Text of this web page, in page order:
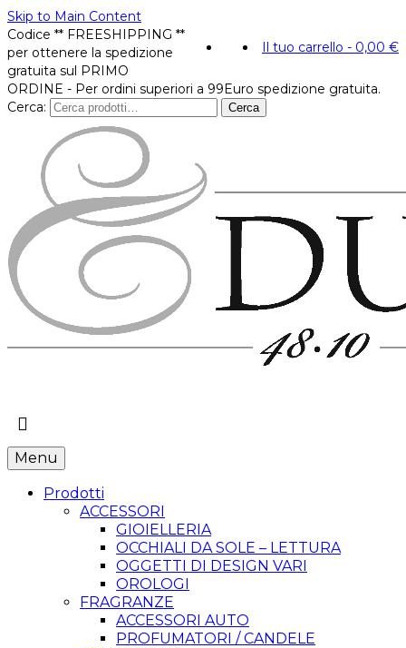
Skip to Main Content
Il tuo carrello - 0,00 €
Codice ** FREESHIPPING **
per ottenere la spedizione
gratuita sul PRIMO
ORDINE - Per ordini superiori a 99Euro spedizione gratuita.
Cerca:
Cerca
Menu
Prodotti
ACCESSORI
GIOIELLERIA
OCCHIALI DA SOLE – LETTURA
OGGETTI DI DESIGN VARI
OROLOGI
FRAGRANZE
ACCESSORI AUTO
PROFUMATORI / CANDELE